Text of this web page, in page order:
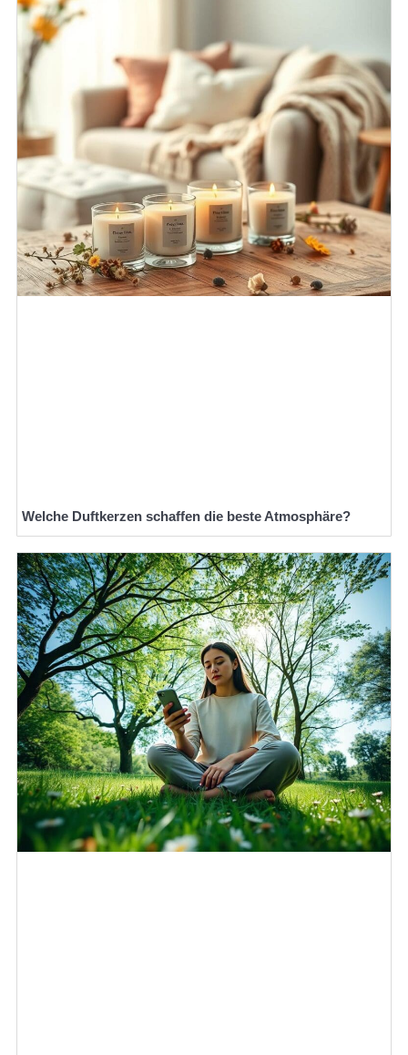
Welche Duftkerzen schaffen die beste Atmosphäre?